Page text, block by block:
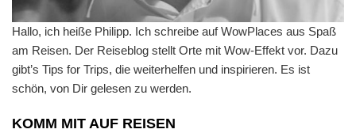
Hallo, ich heiße Philipp. Ich schreibe auf WowPlaces aus Spaß
am Reisen. Der Reiseblog stellt Orte mit Wow-Effekt vor. Dazu
gibt’s Tips for Trips, die weiterhelfen und inspirieren. Es ist
schön, von Dir gelesen zu werden.
KOMM MIT AUF REISEN